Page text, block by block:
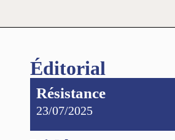
Éditorial
Résistance
23/07/2025